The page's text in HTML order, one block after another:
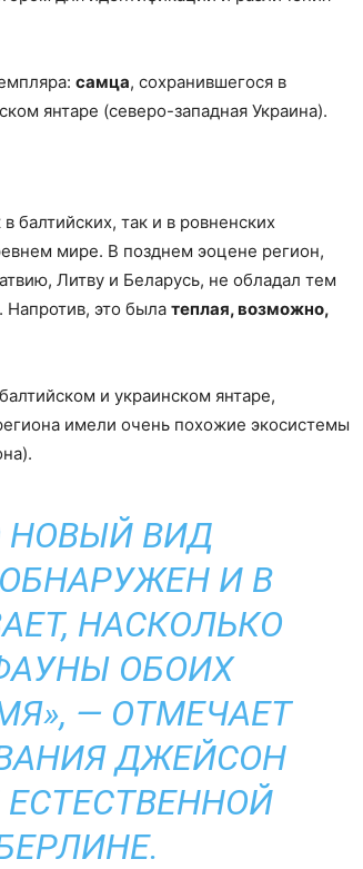
самца, сохранившегося в
янтаре (северо-западная Украина).
балтийских, так и в ровненских
мире. В позднем эоцене регион,
Литву и Беларусь, не обладал тем
это была теплая, возможно,
и украинском янтаре,
имели очень похожие экосистемы
НОВЫЙ ВИД
И В
НАСКОЛЬКО
ОБОИХ
— ОТМЕЧАЕТ
ДЖЕЙСОН